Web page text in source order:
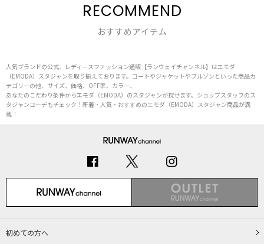
RECOMMEND
おすすめアイテム
人気ブランドの公式、レディースファッション通販【ランウェイチャンネル】はエモダ
（EMODA）スタジャンを取り揃えております。コートやジャケットやブルゾンといった商品カ
テゴリーの他、サイズ、価格、OFF率、カラー、
あなたのこだわり条件からエモダ（EMODA）のスタジャンが探せます。ショップスタッフのス
タジャンコーデもチェック！新着・人気・おすすめのエモダ（EMODA）スタジャン商品が満
載！
初めての方へ